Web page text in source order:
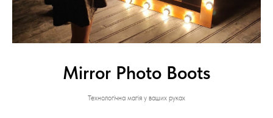
Mirror Photo Boots
Технологічна магія у ваших руках